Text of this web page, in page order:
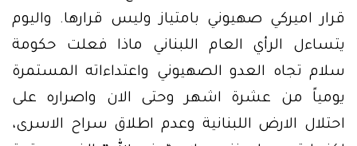
قرار اميركي صهيوني بامتياز وليس قرارها. واليوم
يتساءل الرأي العام اللبناني ماذا فعلت حكومة
سلام تجاه العدو الصهيوني واعتداءاته المستمرة
يومياً من عشرة اشهر وحتى الان واصراره على
احتلال الارض اللبنانية وعدم اطلاق سراح الاسرى،